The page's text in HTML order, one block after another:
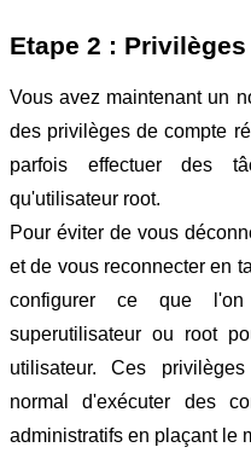
Etape 2 :
Vous avez maintenant un
des privilèges de compte
parfois effectuer des
qu'utilisateur root.
Pour éviter de vous
et de vous reconnecter en
configurer ce que
superutilisateur ou root
utilisateur. Ces
normal d'exécuter des
administratifs en plaçant le